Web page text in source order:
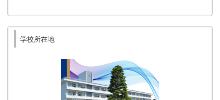
学校所在地